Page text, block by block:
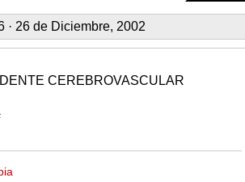
· 26 de Diciembre, 2002
CEREBROVASCULAR